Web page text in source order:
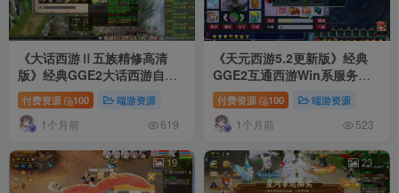
《大话西游Ⅱ五族精修高清
版》经典GGE2大话西游自改
服务端+天梯竞赛+内置GM工
具+配套源码+部分功能优化
+零元购
付费资源 100 端游资源
1个月前 619
《天元西游5.2更新版》经典
GGE2互通西游Win系服务端
+三端互通+内置GM工具+详细
攻略+全套源码+详细搭建教程
付费资源 100 端游资源
1个月前 523
19 23